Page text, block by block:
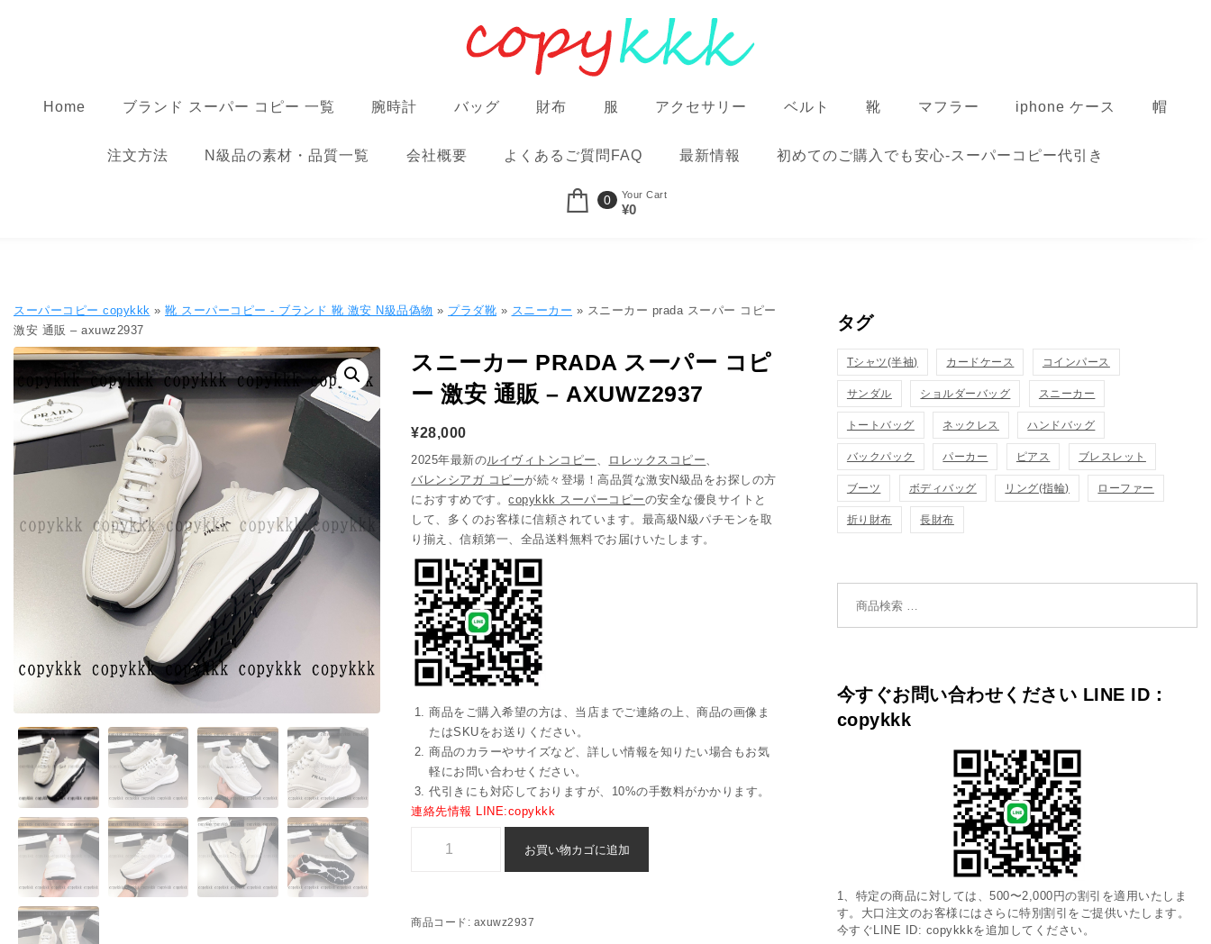
Home ブランド スーパー コピー 一覧 腕時計 バッグ 財布 服 アクセサリー ベルト 靴 マフラー iphone ケース 帽
注文方法 N級品の素材・品質一覧 会社概要 よくあるご質問FAQ 最新情報 初めてのご購入でも安心-スーパーコピー代引き
0 Your Cart
¥0
スーパーコピー copykkk » 靴 スーパーコピー - ブランド 靴 激安 N級品偽物 » プラダ靴 » スニーカー » スニーカー prada スーパー コピー
激安 通販 – axuwz2937
スニーカー PRADA スーパー コピ
ー 激安 通販 – AXUWZ2937
¥28,000
2025年最新のルイヴィトンコピー ロレックスコピー
バレンシアガ コピーが続々登場！高品質な激安N級品をお探しの方
におすすめです。copykkk スーパーコピーの安全な優良サイトと
して、多くのお客様に信頼されています。最高級N級パチモンを取
り揃え、信頼第一、全品送料無料でお届けいたします。
商品をご購入希望の方は、当店までご連絡の上、商品の画像ま
たはSKUをお送りください。
商品のカラーやサイズなど、詳しい情報を知りたい場合もお気
軽にお問い合わせください。
代引きにも対応しておりますが、10%の手数料がかかります。
連絡先情報 LINE:copykkk
お買い物カゴに追加
商品コード: axuwz2937
タグ
Tシャツ(半袖) カードケース コインパース
サンダル ショルダーバッグ スニーカー
トートバッグ ネックレス ハンドバッグ
バックパック パーカー ピアス ブレスレット
ブーツ ボディバッグ リング(指輪) ローファー
折り財布 長財布
今すぐお問い合わせください LINE ID：
copykkk
1、特定の商品に対しては、500〜2,000円の割引を適用いたしま
す。大口注文のお客様にはさらに特別割引をご提供いたします。
今すぐLINE ID: copykkkを追加してください。